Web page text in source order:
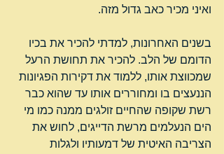
ואיני מכיר כאב גדול מזה.
בשנים האחרונות, למדתי להכיר את בכיו
הדומם של הלב. להכיר את תחושת הרעל
שמכווצת אותו, ללמוד את דקירות הפגיונות
הננעצים בו ומחוררים אותו עד שהוא כבר
רשת שקופה שהחיים זולגים ממנה כמו מי
הים הנעלמים מרשת הדייגים, לחוש את
הצריבה האיטית של דמעותיו ולגלות